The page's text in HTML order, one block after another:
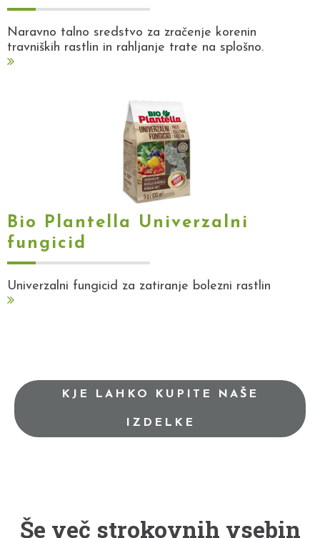
Naravno talno sredstvo za zračenje korenin
travniških rastlin in rahljanje trate na splošno.
Bio Plantella Univerzalni
fungicid
Univerzalni fungicid za zatiranje bolezni rastlin
KJE LAHKO KUPITE NAŠE
IZDELKE
Še več strokovnih vsebin